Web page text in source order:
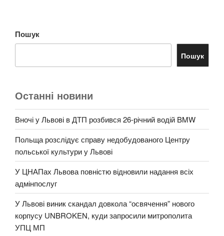
Пошук
Пошук
Останні новини
Вночі у Львові в ДТП розбився 26-річний водій BMW
Польща розслідує справу недобудованого Центру
польської культури у Львові
У ЦНАПах Львова повністю відновили надання всіх
адмінпослуг
У Львові виник скандал довкола “освячення” нового
корпусу UNBROKEN, куди запросили митрополита
УПЦ МП